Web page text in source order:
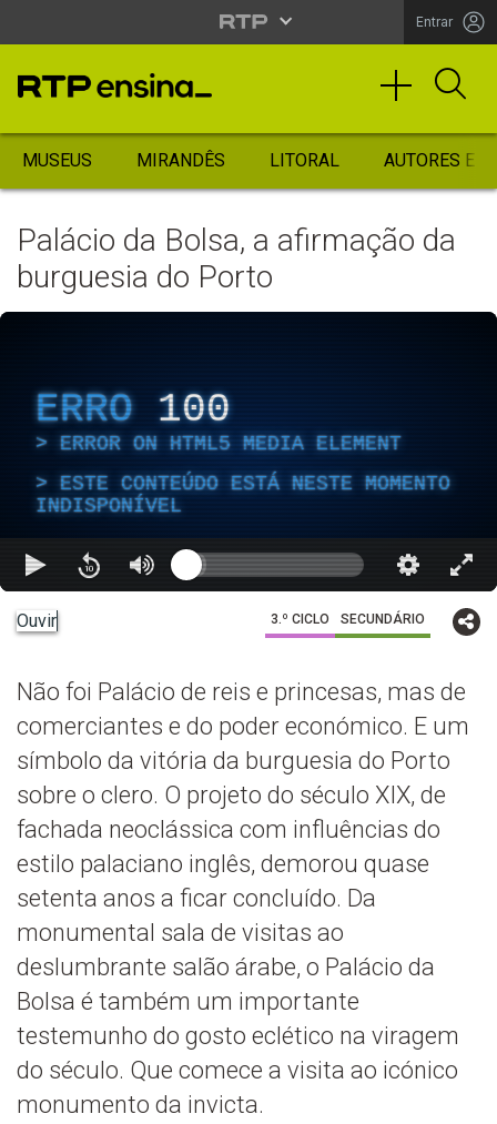
Entrar
MUSEUS MIRANDÊS LITORAL AUTORES
Palácio da Bolsa, a afirmação da
burguesia do Porto
ERRO 100
ERROR ON HTML5 MEDIA ELEMENT
ESTE CONTEÚDO ESTÁ NESTE MOMENTO
INDISPONÍVEL
Ouvir 3.º CICLO SECUNDÁRIO
Não foi Palácio de reis e princesas, mas de
comerciantes e do poder económico. E um
símbolo da vitória da burguesia do Porto
sobre o clero. O projeto do século XIX, de
fachada neoclássica com influências do
estilo palaciano inglês, demorou quase
setenta anos a ficar concluído. Da
monumental sala de visitas ao
deslumbrante salão árabe, o Palácio da
Bolsa é também um importante
testemunho do gosto eclético na viragem
do século. Que comece a visita ao icónico
monumento da invicta.